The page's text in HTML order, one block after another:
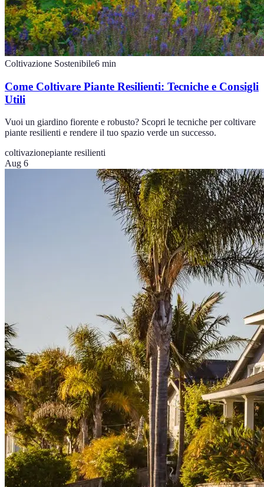
Coltivazione Sostenibile6 min
Come Coltivare Piante Resilienti: Tecniche e Consigli
Utili
Vuoi un giardino fiorente e robusto? Scopri le tecniche per coltivare
piante resilienti e rendere il tuo spazio verde un successo.
coltivazionepiante resilienti
Aug 6